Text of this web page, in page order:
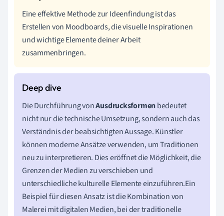
Eine effektive Methode zur Ideenfindung ist das
Erstellen von Moodboards, die visuelle Inspirationen
und wichtige Elemente deiner Arbeit
zusammenbringen.
Die Durchführung vonAusdrucksformenbedeutet
nicht nur die technische Umsetzung, sondern auch das
Verständnis der beabsichtigten Aussage. Künstler
können moderne Ansätze verwenden, um Traditionen
neu zu interpretieren. Dies eröffnet die Möglichkeit, die
Grenzen der Medien zu verschieben und
unterschiedliche kulturelle Elemente einzuführen.Ein
Beispiel für diesen Ansatz ist die Kombination von
Malerei mit digitalen Medien, bei der traditionelle